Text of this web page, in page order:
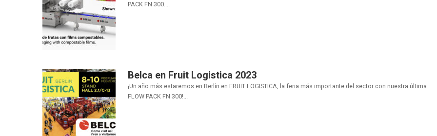
PACK FN 300....
Belca en Fruit Logistica 2023
¡Un año más estaremos en Berlín en FRUIT LOGISTICA, la feria más importante del sector con nuestra última
FLOW PACK FN 300!...